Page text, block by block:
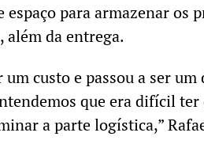
espaço para armazenar os
além da entrega.
custo e passou a ser
que era difícil
a parte logística,”